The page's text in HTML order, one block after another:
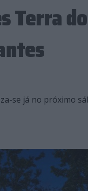
Terra
se já no próximo